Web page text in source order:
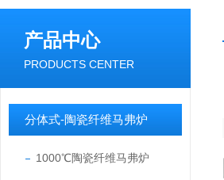
产品中心
PRODUCTS CENTER
分体式-陶瓷纤维马弗炉
1000℃陶瓷纤维马弗炉